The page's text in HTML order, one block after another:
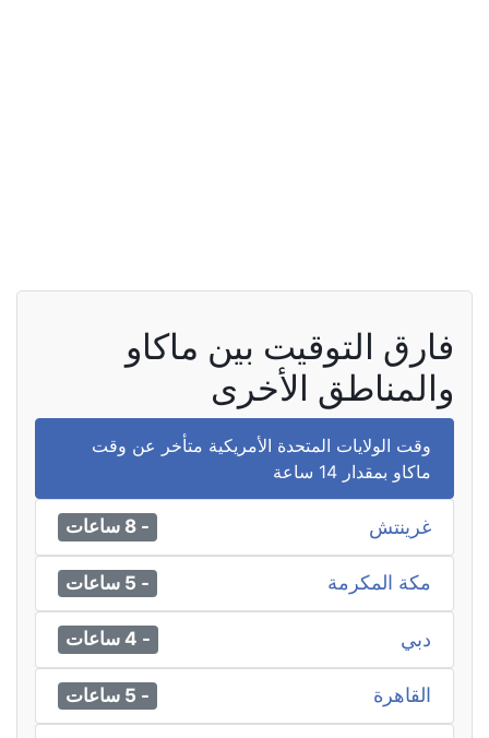
فارق التوقيت بين ماكاو
والمناطق الأخرى
وقت الولايات المتحدة الأمريكية متأخر عن وقت
ماكاو بمقدار 14 ساعة
غرينتش - 8 ساعات
مكة المكرمة - 5 ساعات
دبي - 4 ساعات
القاهرة - 5 ساعات